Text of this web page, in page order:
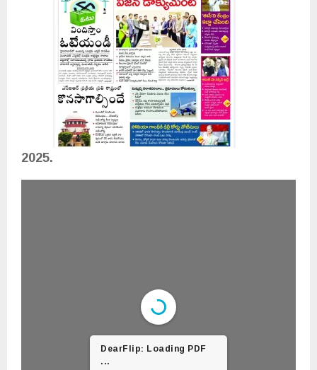
2025.
DearFlip: Loading PDF
24% ...